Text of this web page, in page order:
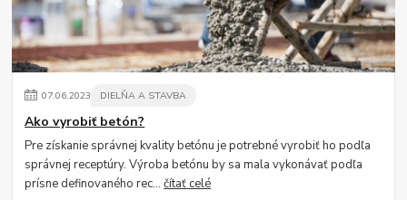
07.06.2023 DIELŇA A STAVBA
Ako vyrobiť betón?
Pre získanie správnej kvality betónu je potrebné vyrobiť ho podľa
správnej receptúry. Výroba betónu by sa mala vykonávať podľa
prísne definovaného rec...čítať celé